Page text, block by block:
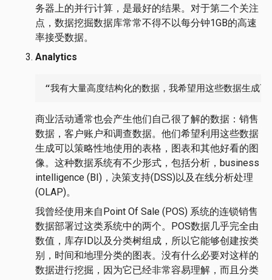
务器上的并行计算，是最好的结果。对于第二个关注
点，数据挖掘数据库常常不得不以每分钟1GB的高速
率接受数据。
Analytics
“我有大量高度结构化的数据，我希望用这些数据生成
商业活动通常也会产生他们自己很了解的数据：销售
数据，客户账户和调查数据。他们希望利用这些数据
生成可以策略性地使用的表格，图表和其他好看的图
像。这种数据系统有不少形式，包括分析，business
intelligence (BI)，决策支持(DSS)以及在线分析处理
(OLAP)。
我曾经使用来自Point Of Sale (POS) 系统的连锁销售
数据部署过这类系统中的两个。POS数据几乎完全由
数值，库存ID以及分类树组成，所以它能够创建按类
别，时间和地理分类的图表。没有什么必要对这样的
数据进行挖掘，因为它已经非常容易理解，而且分类